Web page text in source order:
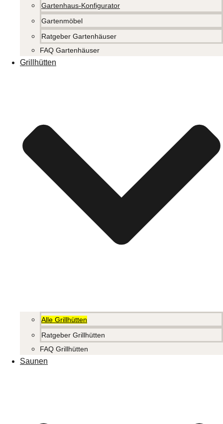
Gartenhaus-Konfigurator
Gartenmöbel
Ratgeber Gartenhäuser
FAQ Gartenhäuser
Grillhütten
Alle Grillhütten
Ratgeber Grillhütten
FAQ Grillhütten
Saunen